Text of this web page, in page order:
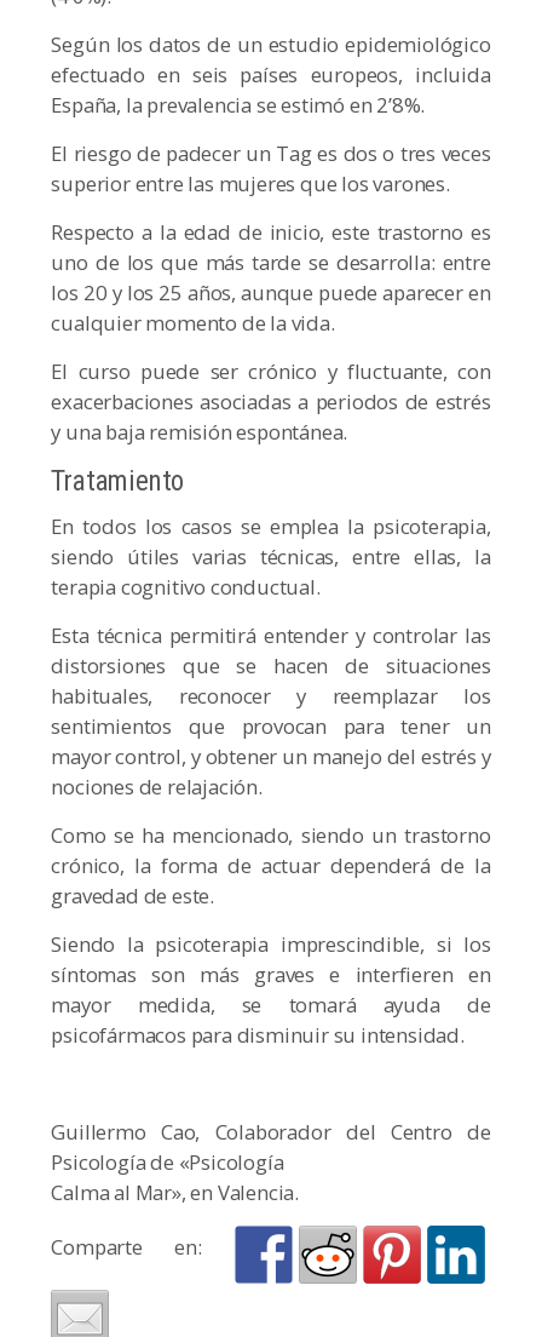
Según los datos de un estudio epidemiológico
efectuado en seis países europeos, incluida
España, la prevalencia se estimó en 2’8%.
El riesgo de padecer un Tag es dos o tres veces
superior entre las mujeres que los varones.
Respecto a la edad de inicio, este trastorno es
uno de los que más tarde se desarrolla: entre
los 20 y los 25 años, aunque puede aparecer en
cualquier momento de la vida.
El curso puede ser crónico y fluctuante, con
exacerbaciones asociadas a periodos de estrés
y una baja remisión espontánea.
Tratamiento
En todos los casos se emplea la psicoterapia,
siendo útiles varias técnicas, entre ellas, la
terapia cognitivo conductual.
Esta técnica permitirá entender y controlar las
distorsiones que se hacen de situaciones
habituales, reconocer y reemplazar los
sentimientos que provocan para tener un
mayor control, y obtener un manejo del estrés y
nociones de relajación.
Como se ha mencionado, siendo un trastorno
crónico, la forma de actuar dependerá de la
gravedad de este.
Siendo la psicoterapia imprescindible, si los
síntomas son más graves e interfieren en
mayor medida, se tomará ayuda de
psicofármacos para disminuir su intensidad.
Guillermo Cao, Colaborador del Centro de
Psicología de «Psicología
Calma al Mar», en Valencia.
Comparte en: